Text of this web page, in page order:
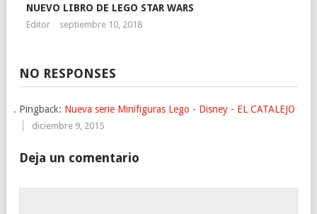
NUEVO LIBRO DE LEGO STAR WARS
Editor septiembre 10, 2018
NO RESPONSES
Pingback: Nueva serie Minifiguras Lego - Disney - EL CATALEJO
diciembre 9, 2015
Deja un comentario